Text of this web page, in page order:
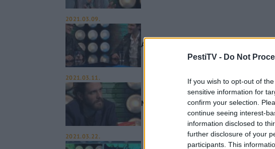
PestiTV - Do Not
If you wish to opt-out of
sensitive information for
confirm your selection.
continue seeing interest-
information disclosed to
further disclosure of your
participants. This
2021.03.09.
Alternatív rockzenét játszik az Exopop
2021.03.11.
Mező Gábor könyve a
2021.03.22.